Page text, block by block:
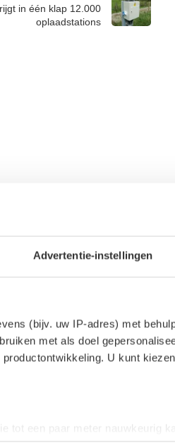
Advertentie-instellingen
(bijv. uw IP-adres) met
met als doel
U kunt
tot een paar meter nauwkeurig
in één klap 12.000
oplaadstations